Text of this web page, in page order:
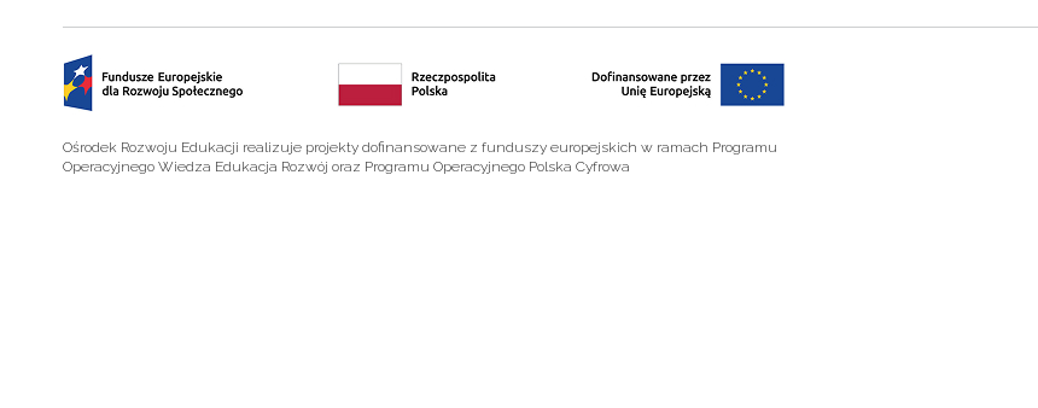
Ośrodek Rozwoju Edukacji realizuje projekty dofinansowane z funduszy europejskich w ramach Programu
Operacyjnego Wiedza Edukacja Rozwój oraz Programu Operacyjnego Polska Cyfrowa